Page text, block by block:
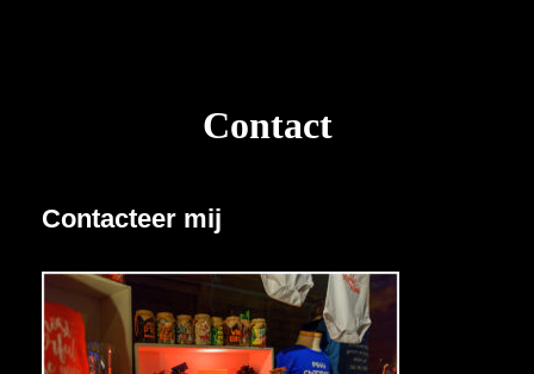
Contact
Contacteer mij